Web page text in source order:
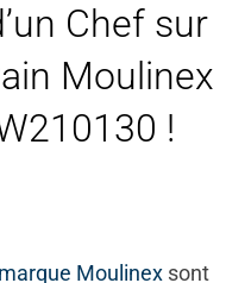
Chef sur
Moulinex
!
Moulinexsont